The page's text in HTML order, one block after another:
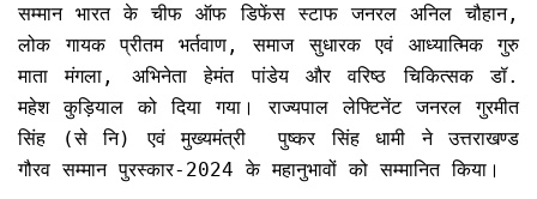
सम्मान भारत के चीफ ऑफ डिफेंस स्टाफ जनरल अनिल चौहान,
लोक गायक प्रीतम भर्तवाण, समाज सुधारक एवं आध्यात्मिक गुरु
माता मंगला, अभिनेता हेमंत पांडेय और वरिष्ठ चिकित्सक डॉ.
महेश कुड़ियाल को दिया गया। राज्यपाल लेफ्टिनेंट जनरल गुरमीत
सिंह (से नि) एवं मुख्यमंत्री पुष्कर सिंह धामी ने उत्तराखण्ड
गौरव सम्मान पुरस्कार-2024 के महानुभावों को सम्मानित किया।